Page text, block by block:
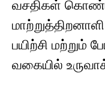
வசதிகள்
பயிற்சி மற்றும்
வகையில்